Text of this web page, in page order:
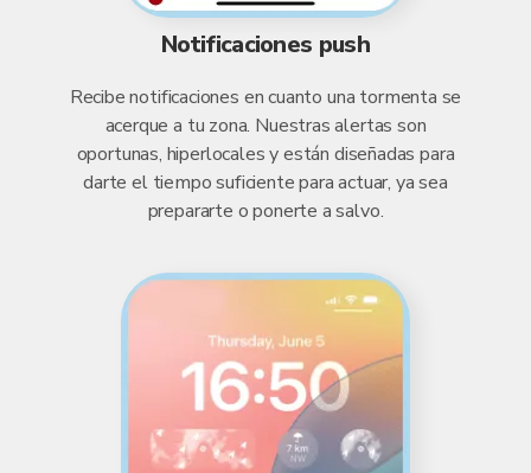
Notificaciones push
Recibe notificaciones en cuanto una tormenta se
acerque a tu zona. Nuestras alertas son
oportunas, hiperlocales y están diseñadas para
darte el tiempo suficiente para actuar, ya sea
prepararte o ponerte a salvo.